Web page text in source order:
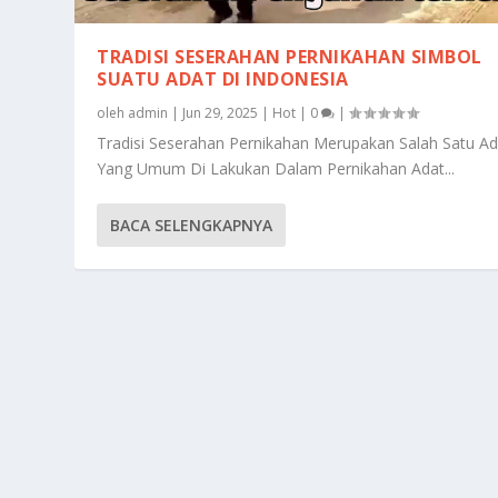
TRADISI SESERAHAN PERNIKAHAN SIMBOL
SUATU ADAT DI INDONESIA
oleh admin | Jun 29, 2025 | Hot | 0 |
Tradisi Seserahan Pernikahan Merupakan Salah Satu
Yang Umum Di Lakukan Dalam Pernikahan Adat...
BACA SELENGKAPNYA